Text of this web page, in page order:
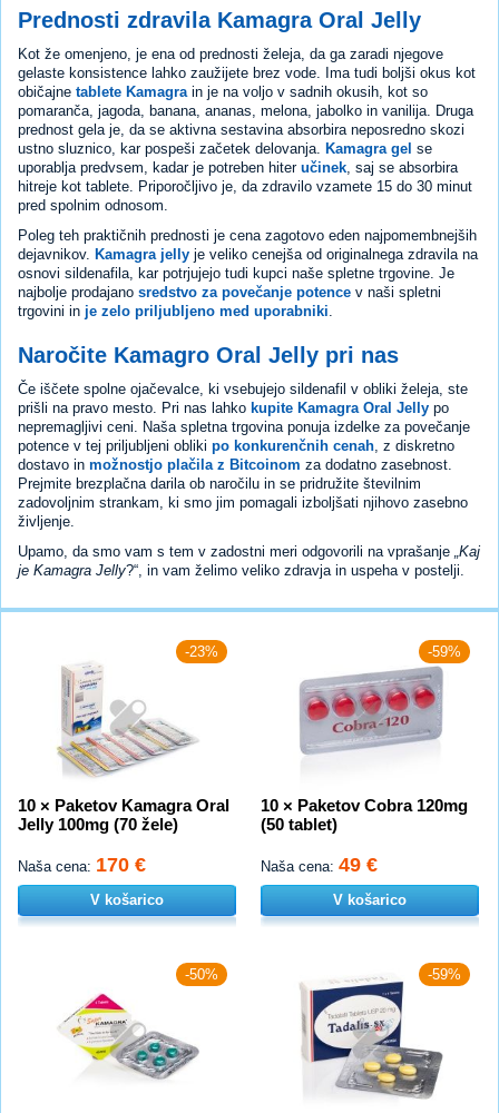
Prednosti zdravila Kamagra Oral Jelly
Kot že omenjeno, je ena od prednosti želeja, da ga zaradi njegove
gelaste konsistence lahko zaužijete brez vode. Ima tudi boljši okus kot
običajne tablete Kamagra in je na voljo v sadnih okusih, kot so
pomaranča, jagoda, banana, ananas, melona, jabolko in vanilija. Druga
prednost gela je, da se aktivna sestavina absorbira neposredno skozi
ustno sluznico, kar pospeši začetek delovanja. Kamagra gel se
uporablja predvsem, kadar je potreben hiter učinek , saj se absorbira
hitreje kot tablete. Priporočljivo je, da zdravilo vzamete 15 do 30 minut
pred spolnim odnosom.
Poleg teh praktičnih prednosti je cena zagotovo eden najpomembnejših
dejavnikov. Kamagra jelly je veliko cenejša od originalnega zdravila na
osnovi sildenafila, kar potrjujejo tudi kupci naše spletne trgovine. Je
najbolje prodajano sredstvo za povečanje potence v naši spletni
trgovini in je zelo priljubljeno med uporabniki
Naročite Kamagro Oral Jelly pri nas
Če iščete spolne ojačevalce, ki vsebujejo sildenafil v obliki želeja, ste
prišli na pravo mesto. Pri nas lahko kupite Kamagra Oral Jelly po
nepremagljivi ceni. Naša spletna trgovina ponuja izdelke za povečanje
potence v tej priljubljeni obliki po konkurenčnih cenah , z diskretno
dostavo in možnostjo plačila z Bitcoinom za dodatno zasebnost.
Prejmite brezplačna darila ob naročilu in se pridružite številnim
zadovoljnim strankam, ki smo jim pomagali izboljšati njihovo zasebno
življenje.
Upamo, da smo vam s tem v zadostni meri odgovorili na vprašanje „Kaj
je Kamagra Jelly?“, in vam želimo veliko zdravja in uspeha v postelji.
-23%
10 × Paketov Kamagra Oral
Jelly 100mg (70 žele)
Naša cena: 170 €
V košarico
-59%
10 × Paketov Cobra 120mg
(50 tablet)
Naša cena: 49 €
V košarico
-50% -59%